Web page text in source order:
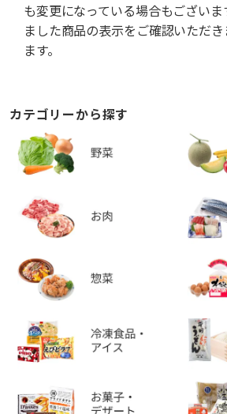
も変更になっている場合もございま
ました商品の表示をご確認いただ
ます。
カテゴリーから探す